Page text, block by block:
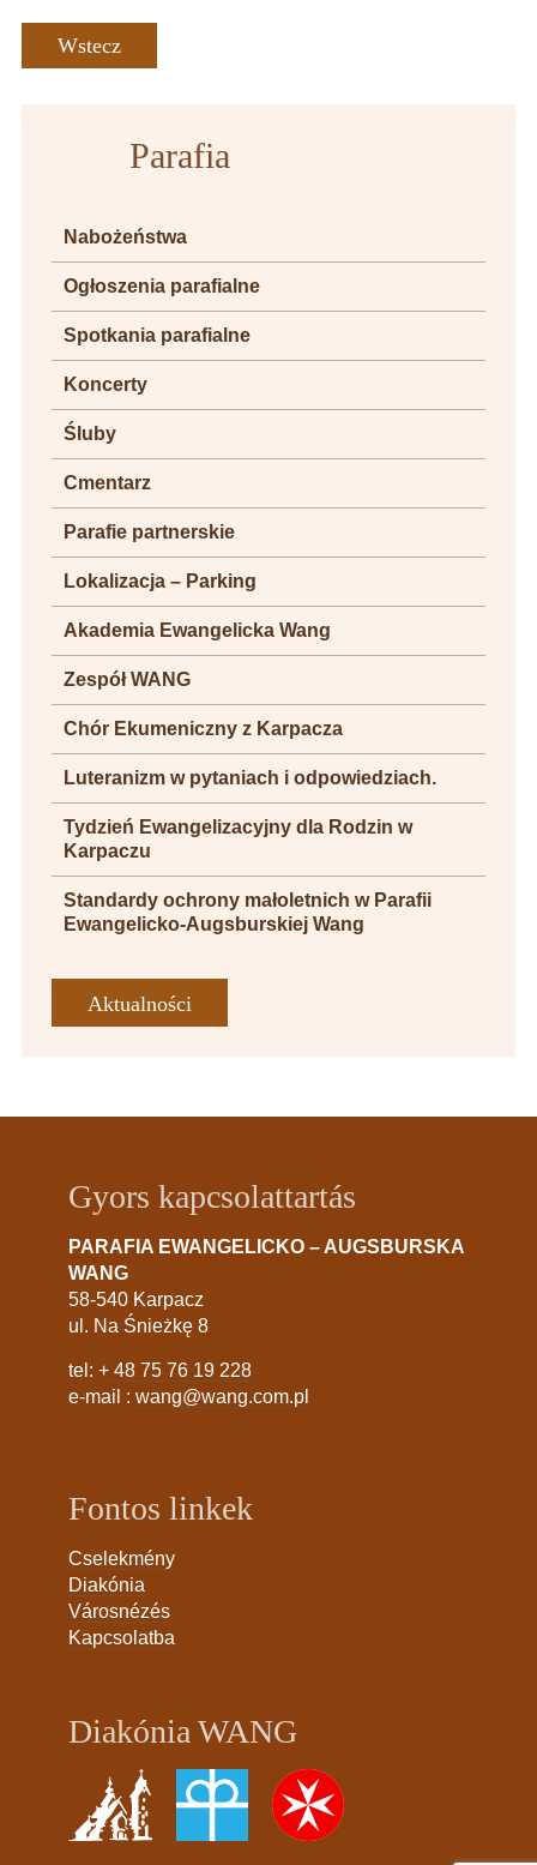
Wstecz
Parafia
Nabożeństwa
Ogłoszenia parafialne
Spotkania parafialne
Koncerty
Śluby
Cmentarz
Parafie partnerskie
Lokalizacja – Parking
Akademia Ewangelicka Wang
Zespół WANG
Chór Ekumeniczny z Karpacza
Luteranizm w pytaniach i odpowiedziach.
Tydzień Ewangelizacyjny dla Rodzin w
Karpaczu
Standardy ochrony małoletnich w Parafii
Ewangelicko-Augsburskiej Wang
Aktualności
Gyors kapcsolattartás
PARAFIA EWANGELICKO – AUGSBURSKA
WANG
58-540 Karpacz
ul. Na Śnieżkę 8
tel: + 48 75 76 19 228
e-mail : wang@wang.com.pl
Fontos linkek
Cselekmény
Diakónia
Városnézés
Kapcsolatba
Diakónia WANG